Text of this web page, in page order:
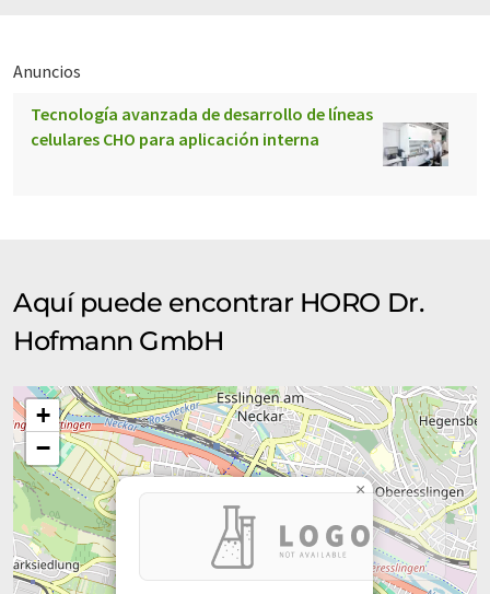
Anuncios
Tecnología avanzada de desarrollo de líneas
celulares CHO para aplicación interna
Aquí puede encontrar HORO Dr.
Hofmann GmbH
×
+
−